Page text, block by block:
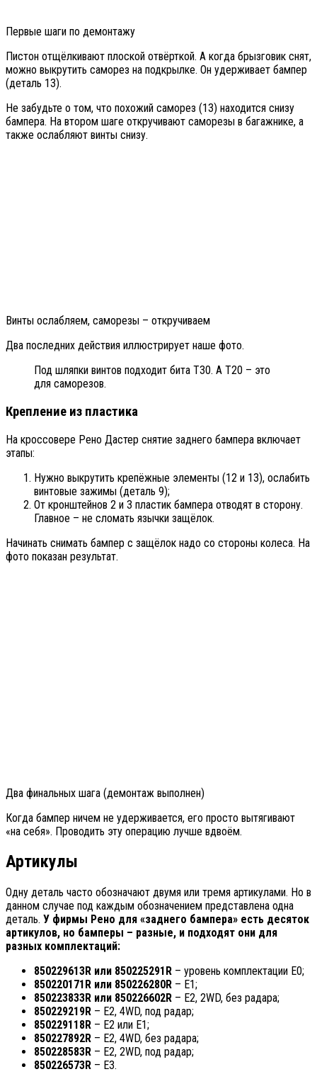
Первые шаги по демонтажу
Пистон отщёлкивают плоской отвёрткой. А когда брызговик снят,
можно выкрутить саморез на подкрылке. Он удерживает бампер
(деталь 13).
Не забудьте о том, что похожий саморез (13) находится снизу
бампера. На втором шаге откручивают саморезы в багажнике, а
также ослабляют винты снизу.
Винты ослабляем, саморезы – откручиваем
Два последних действия иллюстрирует наше фото.
Под шляпки винтов подходит бита T30. А T20 – это
для саморезов.
Крепление из пластика
На кроссовере Рено Дастер снятие заднего бампера включает
этапы:
Нужно выкрутить крепёжные элементы (12 и 13), ослабить
винтовые зажимы (деталь 9);
От кронштейнов 2 и 3 пластик бампера отводят в сторону.
Главное – не сломать язычки защёлок.
Начинать снимать бампер с защёлок надо со стороны колеса. На
фото показан результат.
Два финальных шага (демонтаж выполнен)
Когда бампер ничем не удерживается, его просто вытягивают
«на себя». Проводить эту операцию лучше вдвоём.
Артикулы
Одну деталь часто обозначают двумя или тремя артикулами. Но в
данном случае под каждым обозначением представлена одна
деталь. У фирмы Рено для «заднего бампера» есть десяток
артикулов, но бамперы – разные, и подходят они для
разных комплектаций:
850229613R или 850225291 R – уровень комплектации E0;
850220171 R или 850226280R – E1;
850223833R или 850226602R – E2, 2WD, без радара;
850229219R – E2, 4WD, под радар;
850229118R – E2 или E1;
850227892R – E2, 4WD, без радара;
850228583R – E2, 2WD, под радар;
850226573R – E3.